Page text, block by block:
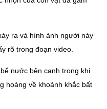
ra và hình ảnh người này
rõ trong đoạn video.
nước bên cạnh trong khi
hoàng về khoảnh khắc bất